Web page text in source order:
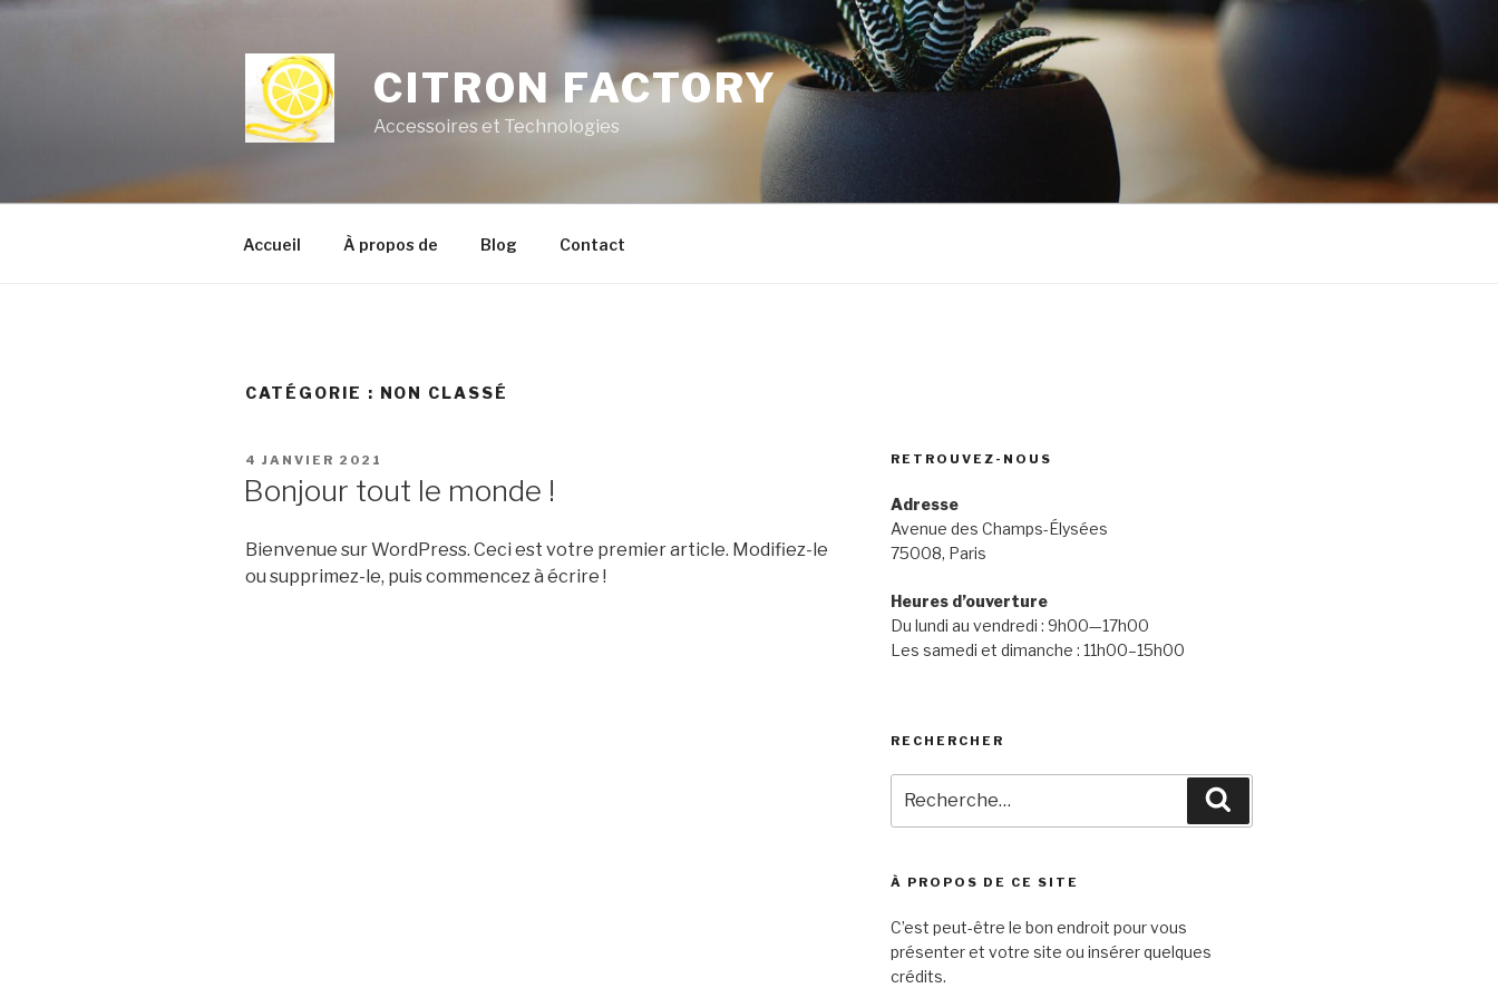
Aller
CITRON FACTORY
Accessoires et Technologies
Accueil À propos de Blog Contact
CATÉGORIE : NON CLASSÉ
PUBLIÉ
4 JANVIER 2021
Bonjour tout le monde !
Bienvenue sur WordPress. Ceci est votre premier article. Modifiez-le
ou supprimez-le, puis commencez à écrire !
RETROUVEZ-NOUS
Adresse
Avenue des Champs-Élysées
75008, Paris
Heures d’ouverture
Du lundi au vendredi : 9h00—17h00
Les samedi et dimanche : 11h00–15h00
RECHERCHER
pour
:
À PROPOS DE CE SITE
C’est peut-être le bon endroit pour vous
présenter et votre site ou insérer quelques
crédits.